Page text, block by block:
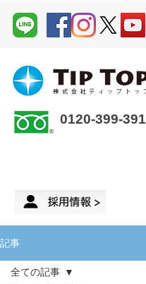
0120-399-391
記事
全ての記事